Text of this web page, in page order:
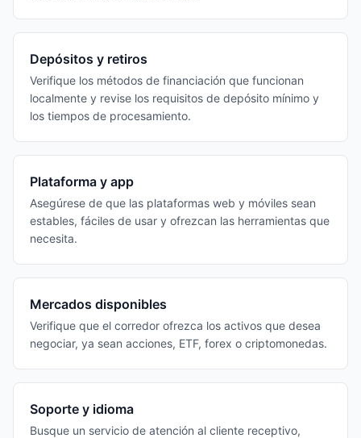
Depósitos y retiros
Verifique los métodos de financiación que funcionan
localmente y revise los requisitos de depósito mínimo y
los tiempos de procesamiento.
Plataforma y app
Asegúrese de que las plataformas web y móviles sean
estables, fáciles de usar y ofrezcan las herramientas que
necesita.
Mercados disponibles
Verifique que el corredor ofrezca los activos que desea
negociar, ya sean acciones, ETF, forex o criptomonedas.
Soporte y idioma
Busque un servicio de atención al cliente receptivo,